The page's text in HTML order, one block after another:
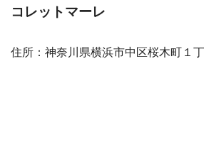
コレットマーレ
住所：神奈川県横浜市中区桜木町１